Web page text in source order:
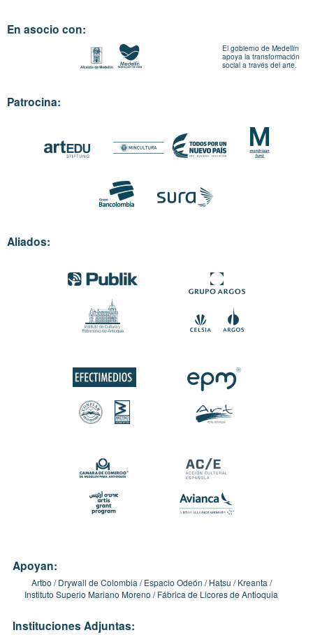
En asocio con:
El gobierno de Medellín
apoya la transformación
social a través del arte.
Patrocina:
Aliados:
Apoyan:
Artbo Drywall de Colombia Espacio Odeón Hatsu
Kreanta
Instituto Superio Mariano Moreno
Fábrica de Licores de Antioquia
Instituciones Adjuntas: